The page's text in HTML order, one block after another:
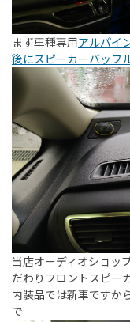
まず車種専用アルパイ
後にスピーカーバッフ
当店オーディオショッ
だわりフロントスピー
内装品では新車ですか
で